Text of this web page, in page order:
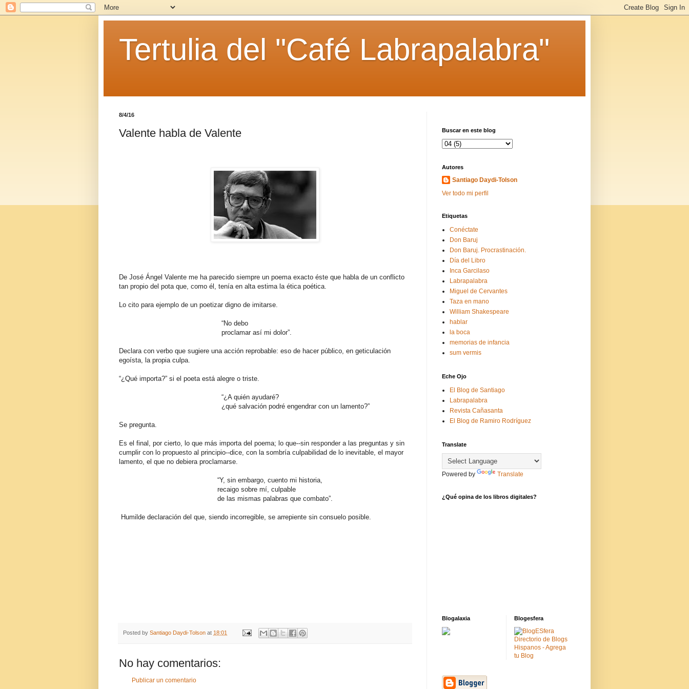
Tertulia del "Café Labrapalabra"
8/4/16
Valente habla de Valente
De José Ángel Valente me ha parecido siempre un poema exacto éste que habla de un conflicto
tan propio del pota que, como él, tenía en alta estima la ética poética.
Lo cito para ejemplo de un poetizar digno de imitarse.
“No debo
proclamar así mi dolor”.
Declara con verbo que sugiere una acción reprobable: eso de hacer público, en geticulación
egoísta, la propia culpa.
“¿Qué importa?” si el poeta está alegre o triste.
“¿A quién ayudaré?
¿qué salvación podré engendrar con un lamento?”
Se pregunta.
Es el final, por cierto, lo que más importa del poema; lo que--sin responder a las preguntas y sin
cumplir con lo propuesto al principio--dice, con la sombría culpabilidad de lo inevitable, el mayor
lamento, el que no debiera proclamarse.
“Y, sin embargo, cuento mi historia,
recaigo sobre mí, culpable
de las mismas palabras que combato”.
Humilde declaración del que, siendo incorregible, se arrepiente sin consuelo posible.
Posted by Santiago Daydi-Tolson at 18:01
No hay comentarios:
Publicar un comentario
Buscar en este blog
Autores
Santiago Daydi-Tolson
Ver todo mi perfil
Etiquetas
Conéctate
Don Baruj
Don Baruj. Procrastinación.
Día del Libro
Inca Garcilaso
Labrapalabra
Miguel de Cervantes
Taza en mano
William Shakespeare
hablar
la boca
memorias de infancia
sum vermis
Eche Ojo
El Blog de Santiago
Labrapalabra
Revista Cañasanta
El Blog de Ramiro Rodríguez
Translate
Powered by Translate
¿Qué opina de los libros digitales?
Blogalaxia Blogesfera